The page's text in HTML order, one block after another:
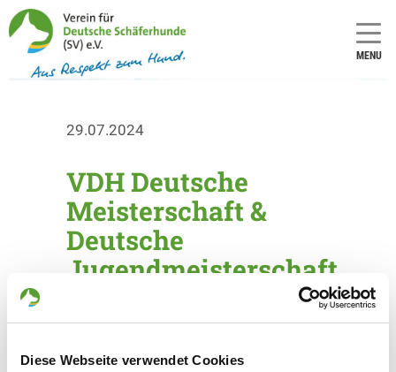
Diese Webseite verwendet Cookies
MENU
29.07.2024
VDH Deutsche
Meisterschaft &
Deutsche
Jugendmeisterschaft
organisiert unsere Landesgruppe